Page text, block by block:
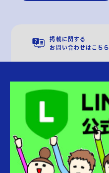
掲載に関する
お問い合わせはこちら